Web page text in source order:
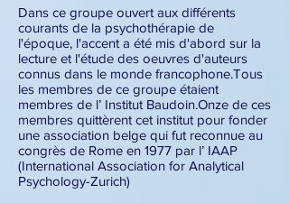
Dans ce groupe ouvert aux différents
courants de la psychothérapie de
l'époque, l'accent a été mis d'abord sur la
lecture et l'étude des oeuvres d'auteurs
connus dans le monde francophone.Tous
les membres de ce groupe étaient
membres de l’ Institut Baudoin.Onze de ces
membres quittèrent cet institut pour fonder
une association belge qui fut reconnue au
congrès de Rome en 1977 par l’ IAAP
(International Association for Analytical
Psychology-Zurich)